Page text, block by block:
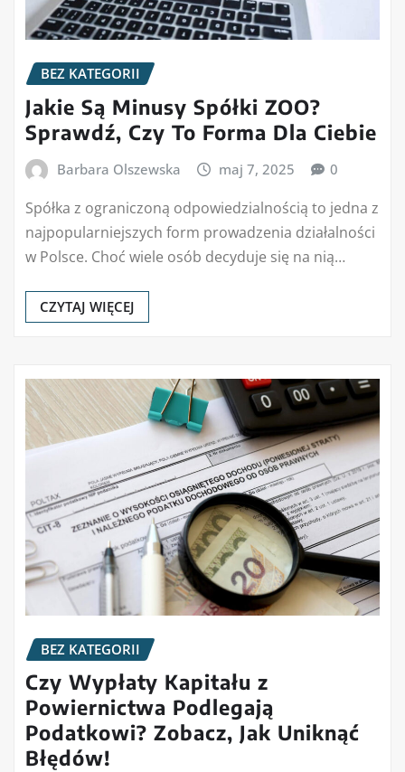
BEZ KATEGORII
Jakie Są Minusy Spółki ZOO?
Sprawdź, Czy To Forma Dla Ciebie
Barbara Olszewska maj 7, 2025 0
Spółka z ograniczoną odpowiedzialnością to jedna z
najpopularniejszych form prowadzenia działalności
w Polsce. Choć wiele osób decyduje się na nią…
CZYTAJ WIĘCEJ
BEZ KATEGORII
Czy Wypłaty Kapitału z
Powiernictwa Podlegają
Podatkowi? Zobacz, Jak Uniknąć
Błędów!